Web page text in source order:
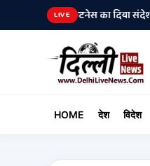
LIVE
और फिटनेस का दिया संदेश •
HOME देश विदेश